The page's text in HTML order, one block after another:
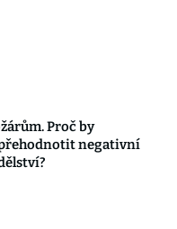
Proč by
negativní